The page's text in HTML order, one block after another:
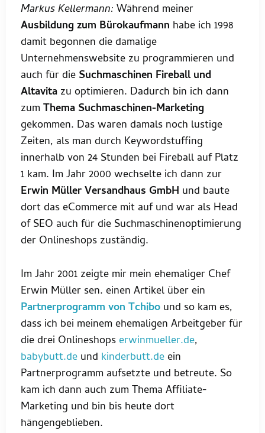
Markus Kellermann: Während meiner
Ausbildung zum Bürokaufmann habe ich 1998
damit begonnen die damalige
Unternehmenswebsite zu programmieren und
auch für die Suchmaschinen Fireball und
Altavita zu optimieren. Dadurch bin ich dann
zum Thema Suchmaschinen-Marketing
gekommen. Das waren damals noch lustige
Zeiten, als man durch Keywordstuffing
innerhalb von 24 Stunden bei Fireball auf Platz
1 kam. Im Jahr 2000 wechselte ich dann zur
Erwin Müller Versandhaus GmbH und baute
dort das eCommerce mit auf und war als Head
of SEO auch für die Suchmaschinenoptimierung
der Onlineshops zuständig.
Im Jahr 2001 zeigte mir mein ehemaliger Chef
Erwin Müller sen. einen Artikel über ein
Partnerprogramm von Tchibo und so kam es,
dass ich bei meinem ehemaligen Arbeitgeber für
die drei Onlineshopserwinmueller.de,
babybutt.de und kinderbutt.deein
Partnerprogramm aufsetzte und betreute. So
kam ich dann auch zum Thema Affiliate-
Marketing und bin bis heute dort
hängengeblieben.